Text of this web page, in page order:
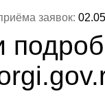
заявок: